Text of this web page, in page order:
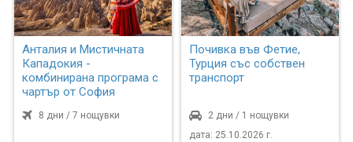
Анталия и Мистичната
Кападокия -
комбинирана програма с
чартър от София
8 дни / 7 нощувки
Почивка във Фетие,
Турция със собствен
транспорт
2 дни / 1 нощувки
дата: 25.10.2026 г.